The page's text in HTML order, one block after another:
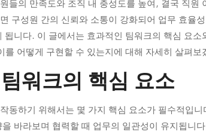
들의 만족도와 조직 내 충성도를 높여, 결국 직원
구성원 간의 신뢰와 소통이 강화되어 업무 효율
됩니다. 이 글에서는 효과적인 팀워크의 핵심 요
를 어떻게 구현할 수 있는지에 대해 자세히 살펴보
워크의 핵심 요소
동하기 위해서는 몇 가지 핵심 요소가 필수적입
바라보며 협력할 때 업무의 일관성이 유지됩니